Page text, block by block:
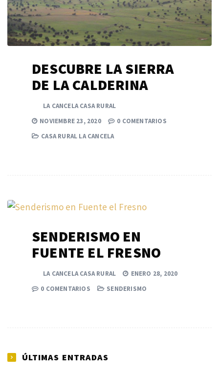
DESCUBRE LA SIERRA
DE LA CALDERINA
LA CANCELA CASA RURAL
NOVIEMBRE 23, 2020
0 COMENTARIOS
CASA RURAL LA CANCELA
SENDERISMO EN
FUENTE EL FRESNO
LA CANCELA CASA RURAL
ENERO 28, 2020
0 COMENTARIOS
SENDERISMO
ÚLTIMAS ENTRADAS